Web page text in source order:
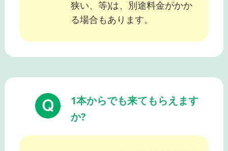
狭い、等)は、別途料金がかか
る場合もあります。
1本からでも来てもらえます
か?